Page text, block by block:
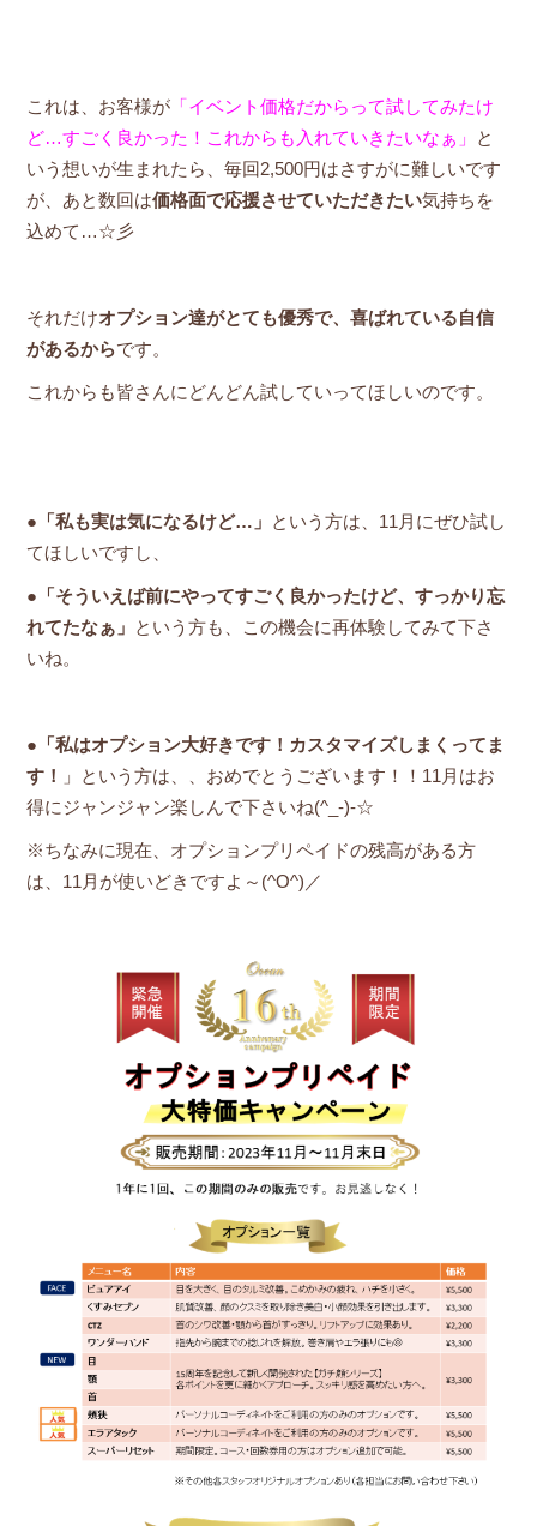
これは、お客様が「イベント価格だからって試してみたけ
ど…すごく良かった！これからも入れていきたいなぁ」
と
いう想いが生まれたら、毎回2,500円はさすがに難しいです
が、あと数回は価格面で応援させていただきたい気持ちを
込めて…☆彡
それだけオプション達がとても優秀で、喜ばれている自信
があるからです。
これからも皆さんにどんどん試していってほしいのです。
● 「私も実は気になるけど…」
という方は、11月にぜひ試し
てほしいですし、
●「そういえば前にやってすごく良かったけど、すっかり忘
れてたなぁ」
という方も、この機会に再体験してみて下さ
いね。
● 「私はオプション大好きです！カスタマイズしまくってま
す！
」という方は、、おめでとうございます！！11月はお
得にジャンジャン楽しんで下さいね(^_-)-☆
※ちなみに現在、オプションプリペイドの残高がある方
は、11月が使いどきですよ～(^O^)／